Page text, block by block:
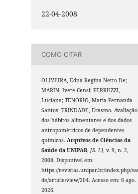
22-04-2008
COMO CITAR
OLIVEIRA, Edna Regina Netto De;
MARIN, Ivete Censi; FERRUZZI,
Luciana; TENÓRIO, Maria Fernanda
Santos; TRINDADE, Erasmo. Avaliação
dos hábitos alimentares e dos dados
antropométricos de dependentes
químicos.Arquivos de Ciências da
Saúde da UNIPAR,[S. l.], v. 9, n. 2,
2008. Disponível em:
https://revistas.unipar.br/index.php/
de/article/view/204. Acesso em: 6 ago.
2026.